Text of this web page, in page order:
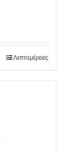
Λεπτομέρειες